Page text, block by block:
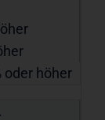
oder höher